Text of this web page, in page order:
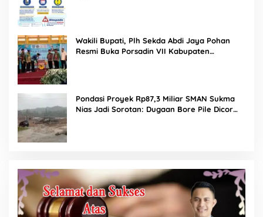
Wakili Bupati, Plh Sekda Abdi Jaya Pohan
Resmi Buka Porsadin VII Kabupaten
Pondasi Proyek Rp87,3 Miliar SMAN Sukma
Nias Jadi Sorotan: Dugaan Bore Pile Dicor